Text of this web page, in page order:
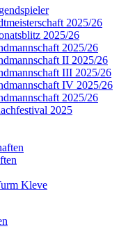
2025/26
2025/26
2025/26
II 2025/26
III 2025/26
IV 2025/26
2025/26
2025
Kleve